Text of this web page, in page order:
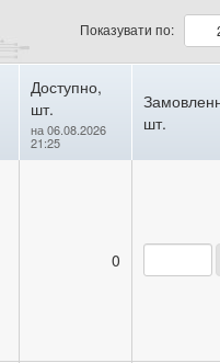
Показувати по:
Доступно,
шт.
на 06.08.2026
21:25
шт.
0